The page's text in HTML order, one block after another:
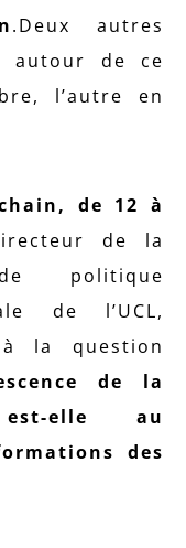
.Deux autres
autour de ce
l’autre en
de 12 à
de la
politique
de l’UCL,
la question
de la
elle au
des